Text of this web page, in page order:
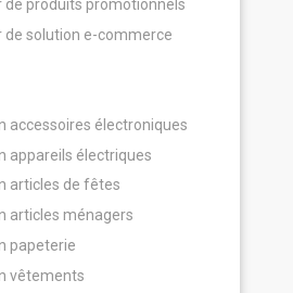
de produits promotionnels
de solution e-commerce
accessoires électroniques
appareils électriques
articles de fêtes
articles ménagers
papeterie
vêtements